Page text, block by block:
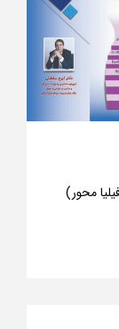
محور)